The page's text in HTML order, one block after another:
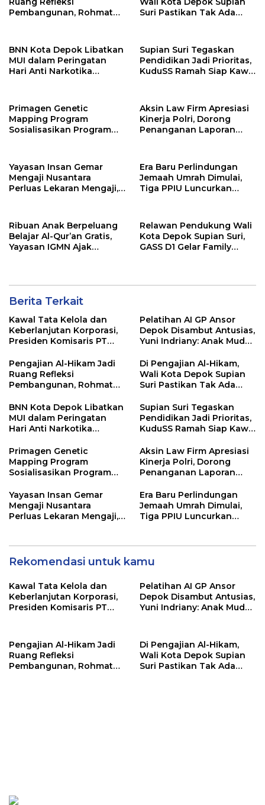
Pembangunan, Rohmat
Suri Pastikan Tak Ada
BNN Kota Depok Libatkan
MUI dalam Peringatan
Hari Anti Narkotika
Pencegahan Dimulai dari
Keluarga
Supian Suri Tegaskan
Pendidikan Jadi Prioritas,
KuduSS Ramah Siap Kawal
Primagen Genetic
Mapping Program
Sosialisasikan Program
Bakat dan Potensi Diri
Santri di Pondok
Pesantren Daarul
Muttaqien Parung Bogor
Aksin Law Firm Apresiasi
Kinerja Polri, Dorong
Penanganan Laporan
Yayasan Insan Gemar
Mengaji Nusantara
Perluas Lekaran Mengaji,
Era Baru Perlindungan
Jemaah Umrah Dimulai,
Tiga PPIU Luncurkan
Ribuan Anak Berpeluang
Belajar Al-Qur’an Gratis,
Yayasan IGMN Ajak
Relawan Pendukung Wali
Kota Depok Supian Suri,
GASS D1 Gelar Family
Berita Terkait
Kawal Tata Kelola dan
Keberlanjutan Korporasi,
Presiden Komisaris PT
Langkah Menuju Pasar
Global
Pelatihan AI GP Ansor
Depok Disambut Antusias,
Yuni Indriany: Anak Muda
Teknologi
Pengajian Al-Hikam Jadi
Ruang Refleksi
Pembangunan, Rohmat
Secara Utuh
Di Pengajian Al-Hikam,
Wali Kota Depok Supian
Suri Pastikan Tak Ada
BNN Kota Depok Libatkan
MUI dalam Peringatan
Hari Anti Narkotika
Rohmat Rospari:
Pencegahan Dimulai dari
Keluarga
Supian Suri Tegaskan
Pendidikan Jadi Prioritas,
KuduSS Ramah Siap Kawal
Pemkot Depok
Primagen Genetic
Mapping Program
Sosialisasikan Program
Pengembangan Minat,
Bakat dan Potensi Diri
Santri di Pondok
Aksin Law Firm Apresiasi
Kinerja Polri, Dorong
Penanganan Laporan
Segera Dituntaskan
Yayasan Insan Gemar
Mengaji Nusantara
Perluas Lekaran Mengaji,
Era Baru Perlindungan
Jemaah Umrah Dimulai,
Tiga PPIU Luncurkan
Rekomendasi untuk kamu
Kawal Tata Kelola dan
Keberlanjutan Korporasi,
Presiden Komisaris PT
Global
Pelatihan AI GP Ansor
Depok Disambut Antusias,
Yuni Indriany: Anak Muda
Pengajian Al-Hikam Jadi
Ruang Refleksi
Pembangunan, Rohmat
Di Pengajian Al-Hikam,
Wali Kota Depok Supian
Suri Pastikan Tak Ada